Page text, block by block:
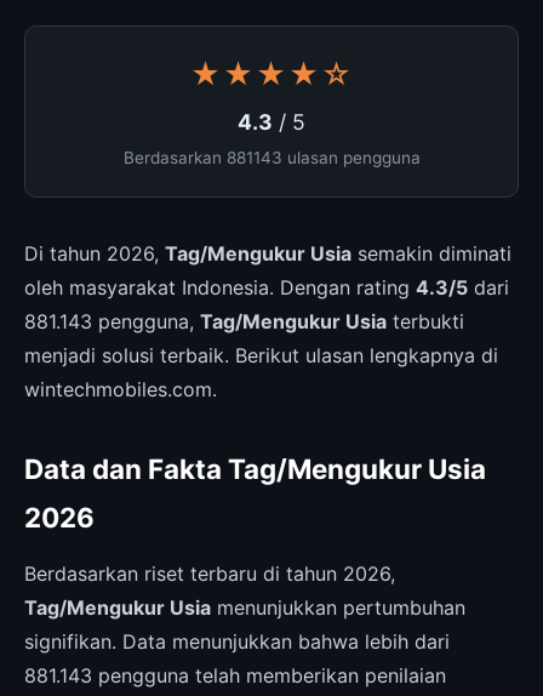
★★★★☆
4.3 / 5
Berdasarkan 881143 ulasan pengguna
Di tahun 2026, Tag/Mengukur Usia semakin diminati
oleh masyarakat Indonesia. Dengan rating 4.3/5 dari
881.143 pengguna, Tag/Mengukur Usia terbukti
menjadi solusi terbaik. Berikut ulasan lengkapnya di
wintechmobiles.com.
Data dan Fakta Tag/Mengukur Usia
2026
Berdasarkan riset terbaru di tahun 2026,
Tag/Mengukur Usia menunjukkan pertumbuhan
signifikan. Data menunjukkan bahwa lebih dari
881.143 pengguna telah memberikan penilaian